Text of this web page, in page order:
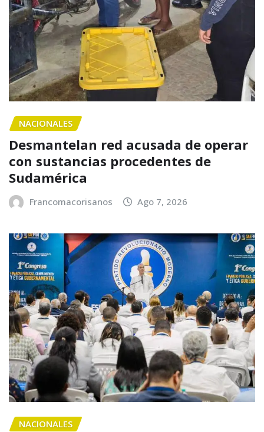
NACIONALES
Desmantelan red acusada de operar
con sustancias procedentes de
Sudamérica
Francomacorisanos Ago 7, 2026
NACIONALES